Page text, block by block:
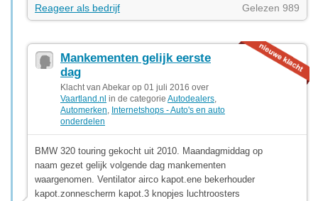
Reageer als bedrijf
Gelezen 989
Mankementen gelijk eerste
dag
Klacht van Abekar op 01 juli 2016 over
Vaartland.nl in de categorie Autodealers
Automerken Internetshops - Auto's en auto
onderdelen
BMW 320 touring gekocht uit 2010. Maandagmiddag op
naam gezet gelijk volgende dag mankementen
waargenomen. Ventilator airco kapot.ene bekerhouder
kapot.zonnescherm kapot.3 knopjes luchtroosters